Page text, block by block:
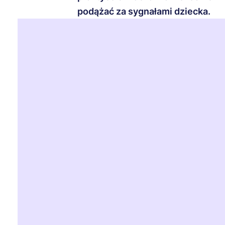
podążać za sygnałami dziecka.